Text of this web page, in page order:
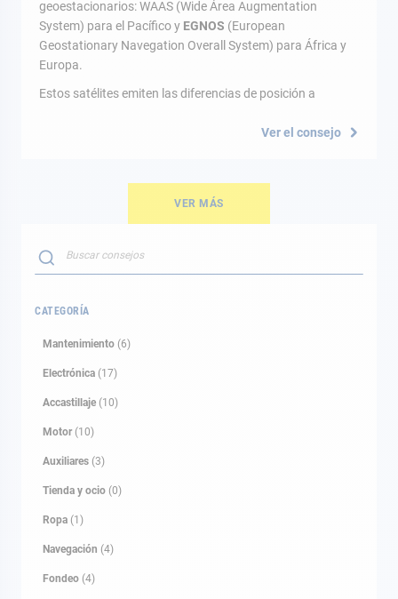
geoestacionarios: WAAS (Wide Área Augmentation
System) para el Pacífico y EGNOS (European
Geostationary Navegation Overall System) para África y
Europa.
Estos satélites emiten las diferencias de posición a
Ver el consejo
VER MÁS
BUSCAR
CATEGORÍA
Mantenimiento (6)
Electrónica (17)
Accastillaje (10)
Motor (10)
Auxiliares (3)
Tienda y ocio (0)
Ropa (1)
Navegación (4)
Fondeo (4)